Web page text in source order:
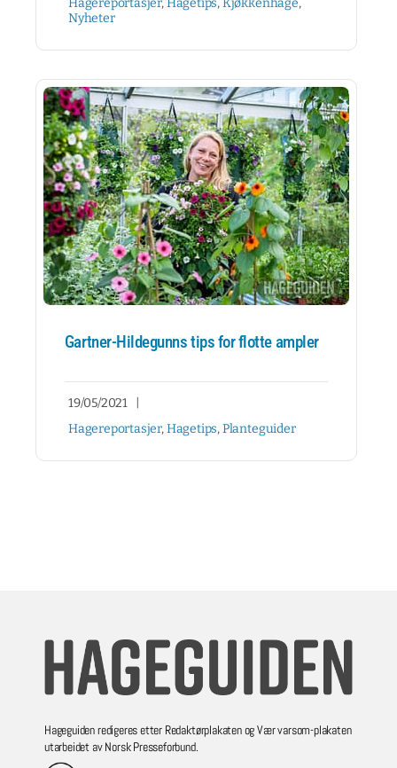
Hagereportasjer,Hagetips,Kjøkkenhage,
Nyheter
Gartner-Hildegunns tips for flotte ampler
19/05/2021
Hagereportasjer,Hagetips,Planteguider
Hageguiden redigeres etter Redaktørplakaten og Vær varsom-plakaten
utarbeidet av Norsk Presseforbund.